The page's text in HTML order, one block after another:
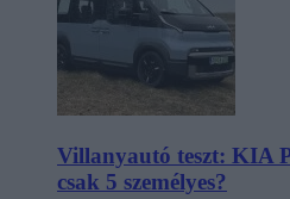
Villanyautó teszt: KIA
csak 5 személyes?